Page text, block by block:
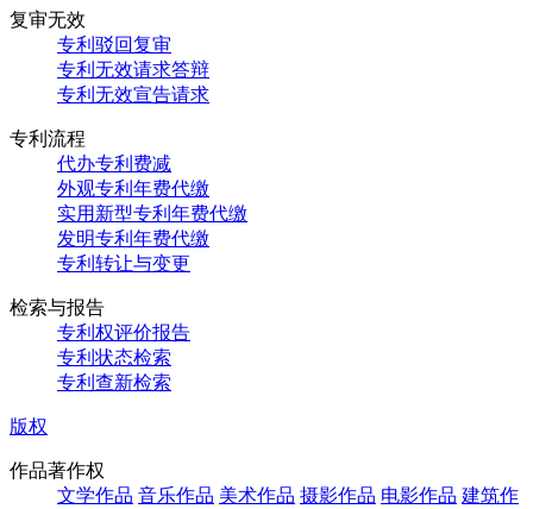
复审无效
专利驳回复审
专利无效请求答辩
专利无效宣告请求
专利流程
代办专利费减
外观专利年费代缴
实用新型专利年费代缴
发明专利年费代缴
专利转让与变更
检索与报告
专利权评价报告
专利状态检索
专利查新检索
版权
作品著作权
文学作品 音乐作品 美术作品 摄影作品 电影作品 建筑作